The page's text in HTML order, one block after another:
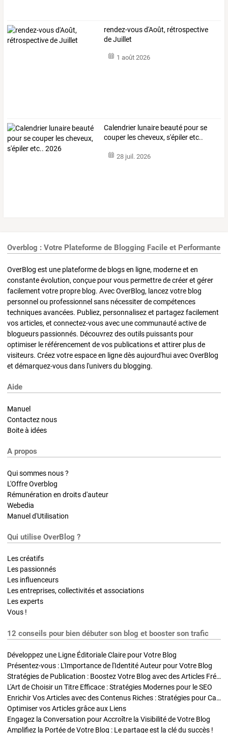
rendez-vous d'Août, rétrospective
de Juillet
1 août 2026
Calendrier lunaire beauté pour se
couper les cheveux, s'épiler etc..
28 juil. 2026
Overblog : Votre Plateforme de Blogging Facile et Performante
OverBlog est une plateforme de blogs en ligne, moderne et en
constante évolution, conçue pour vous permettre de créer et gérer
facilement votre propre blog. Avec OverBlog, lancez votre blog
personnel ou professionnel sans nécessiter de compétences
techniques avancées. Publiez, personnalisez et partagez facilement
vos articles, et connectez-vous avec une communauté active de
blogueurs passionnés. Découvrez des outils puissants pour
optimiser le référencement de vos publications et attirer plus de
visiteurs. Créez votre espace en ligne dès aujourd'hui avec OverBlog
et démarquez-vous dans l'univers du blogging.
Aide
Manuel
Contactez nous
Boite à idées
A propos
Qui sommes nous ?
L'Offre Overblog
Rémunération en droits d'auteur
Webedia
Manuel d'Utilisation
Qui utilise OverBlog ?
Les créatifs
Les passionnés
Les influenceurs
Les entreprises, collectivités et associations
Les experts
Vous !
12 conseils pour bien débuter son blog et booster son trafic
Développez une Ligne Éditoriale Claire pour Votre Blog
Présentez-vous : L'Importance de l'Identité Auteur pour Votre Blog
Stratégies de Publication : Boostez Votre Blog avec des Articles Fréquents et Exclusifs
L'Art de Choisir un Titre Efficace : Stratégies Modernes pour le SEO
Enrichir Vos Articles avec des Contenus Riches : Stratégies pour Captiver et Optimiser
Optimiser vos Articles grâce aux Liens
Engagez la Conversation pour Accroître la Visibilité de Votre Blog
Amplifiez la Portée de Votre Blog : Le partage est la clé du succès !